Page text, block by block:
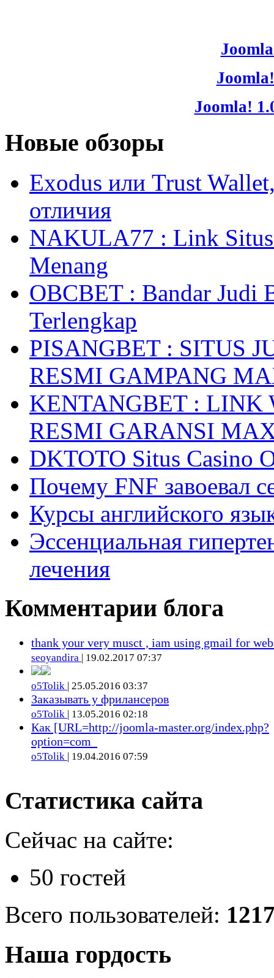
Joomla!
Новые обзоры
Exodus или Trust
отличия
NAKULA77 : Link Situs
Menang
OBCBET : Bandar Judi
Terlengkap
PISANGBET : SITUS
RESMI GAMPANG
KENTANGBET : LINK
RESMI GARANSI
DKTOTO Situs Casino
Почему FNF завоевал
Курсы английского
Эссенциальная
лечения
Комментарии блога
thank your very musct , iam using gmail for
seoyandira | 19.02.2017 07:37
o5Tolik | 25.05.2016 03:37
Заказывать у фрилансеров
o5Tolik | 13.05.2016 02:18
Как [URL=http://joomla-master.org/index.php?
option=com_
o5Tolik | 19.04.2016 07:59
Статистика сайта
Сейчас на сайте:
50 гостей
Всего пользователей:
Наша гордость